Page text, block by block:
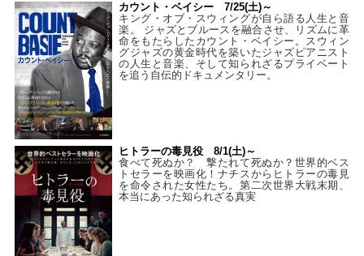
カウント・ベイシー 7/25(土)～
キング・オブ・スウィングが自ら語る人生と音
楽。 ジャズとブルースを融合させ、リズムに革
命をもたらしたカウント・ベイシー。スウィン
グジャズの黄金時代を築いたジャズピアニスト
の人生と音楽、そして知られざるプライベート
を追う自伝的ドキュメンタリー。
ヒトラーの毒見役 8/1(土)～
食べて死ぬか？ 撃たれて死ぬか？世界的ベス
トセラーを映画化！ナチスからヒトラーの毒見
を命令された女性たち。第二次世界大戦末期、
本当にあった知られざる真実